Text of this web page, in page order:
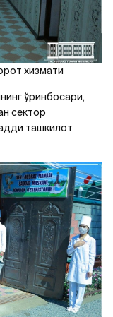
хизмати
ўринбосари,
сектор
ташкилот